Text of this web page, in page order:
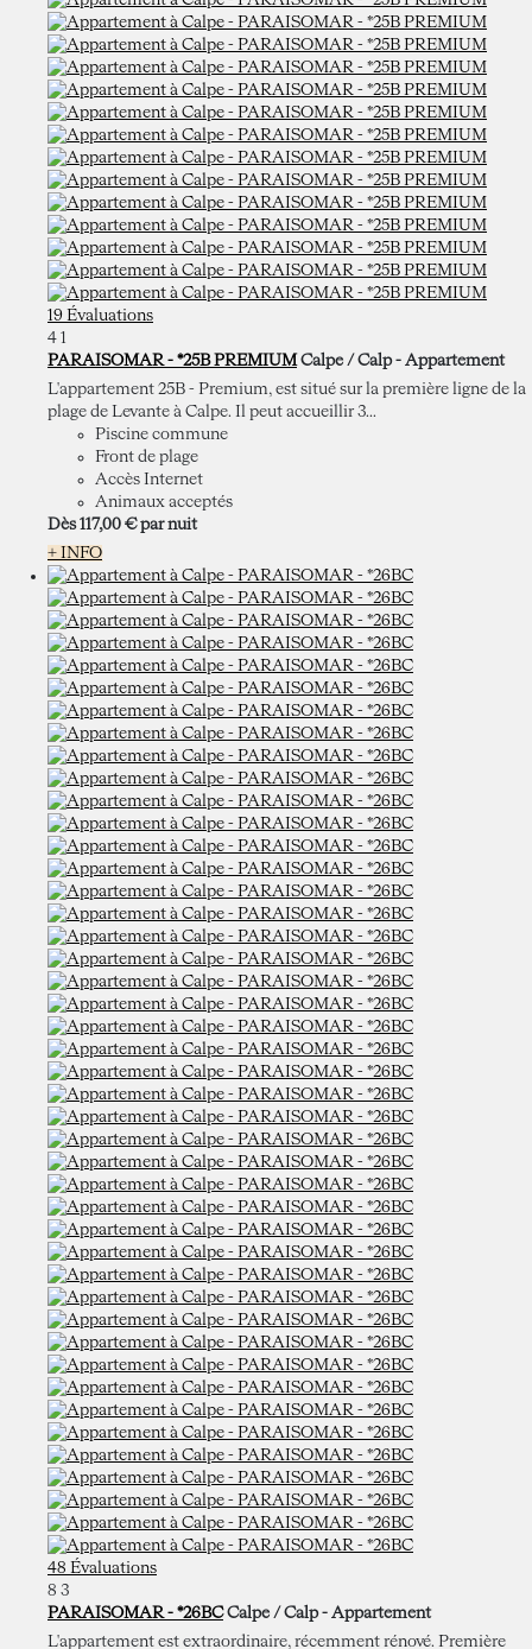
19 Évaluations
4 1
PARAISOMAR - *25B PREMIUM Calpe / Calp - Appartement
L'appartement 25B - Premium, est situé sur la première ligne de la
plage de Levante à Calpe. Il peut accueillir 3...
Piscine commune
Front de plage
Accès Internet
Animaux acceptés
Dès 117,00 € par nuit
+ INFO
48 Évaluations
8 3
PARAISOMAR - *26BC Calpe / Calp - Appartement
L'appartement est extraordinaire, récemment rénové. Première